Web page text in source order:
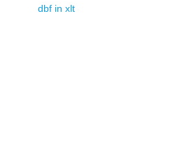
dbf in xlt